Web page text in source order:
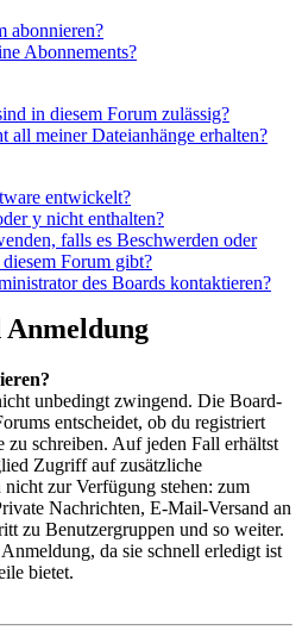
abonnieren?
Abonnements?
in diesem Forum zulässig?
all meiner Dateianhänge erhalten?
entwickelt?
y nicht enthalten?
falls es Beschwerden oder
Forum gibt?
des Boards kontaktieren?
unbedingt zwingend. Die Board-
entscheidet, ob du registriert
zu schreiben. Auf jeden Fall erhältst
Zugriff auf zusätzliche
zur Verfügung stehen: zum
Nachrichten, E-Mail-Versand an
zu Benutzergruppen und so weiter.
da sie schnell erledigt ist
bietet.